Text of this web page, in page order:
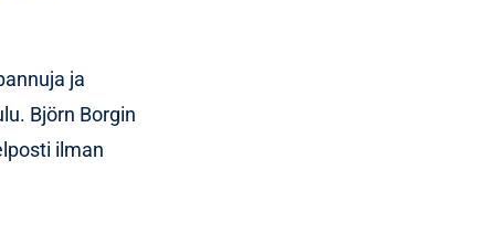
ja
Björn Borgin
ilman